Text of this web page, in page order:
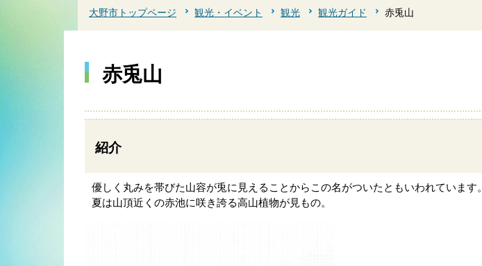
大野市トップページ 観光・イベント 観光 観光ガイド 赤兎山
赤兎山
紹介
優しく丸みを帯びた山容が兎に見えることからこの名がついたともいわれています。
夏は山頂近くの赤池に咲き誇る高山植物が見もの。